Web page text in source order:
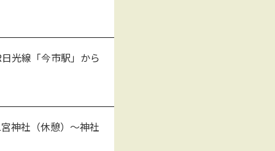
光線「今市駅」から
神社（休憩）～神社